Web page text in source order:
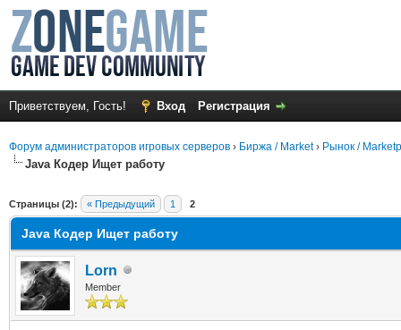
Приветствуем, Гость! Вход Регистрация
Форум администраторов игровых серверов › Биржа / Market› Рынок /
Java Кодер Ищет работу
Страницы (2): « Предыдущий 1 2
Java Кодер Ищет работу
Lorn
Member